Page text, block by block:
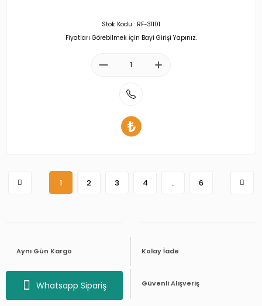
Whatsapp Sipariş
Stok Kodu : RF-31101
Fiyatları Görebilmek İçin Bayi Girişi Yapınız.
1 2 3 4 .. 6
Aynı Gün Kargo Kolay İade
Telefon ile Sipariş Güvenli Alışveriş